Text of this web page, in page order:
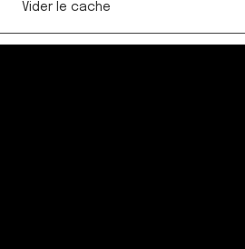
Vider le cache